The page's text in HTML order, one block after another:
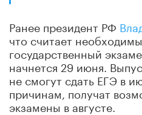
Ранее президент РФ
что считает
государственный
начнется 29 июня.
не смогут сдать ЕГЭ в
причинам, получат
экзамены в августе.